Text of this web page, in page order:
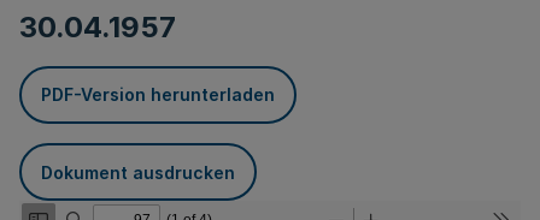
30.04.1957
PDF-Version herunterladen
Dokument ausdrucken